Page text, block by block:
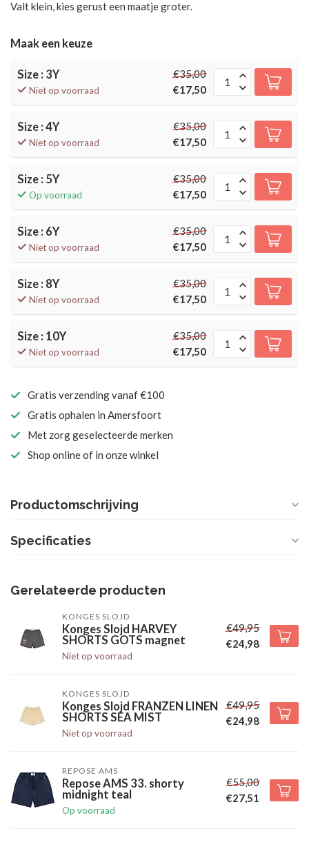
Valt klein, kies gerust een maatje groter.
Maak een keuze
Size : 3Y
Niet op voorraad
€35,00
€17,50
Size : 4Y
Niet op voorraad
€35,00
€17,50
Size : 5Y
Op voorraad
€35,00
€17,50
Size : 6Y
Niet op voorraad
€35,00
€17,50
Size : 8Y
Niet op voorraad
€35,00
€17,50
Size : 10Y
Niet op voorraad
€35,00
€17,50
Gratis verzending vanaf €100
Gratis ophalen in Amersfoort
Met zorg geselecteerde merken
Shop online of in onze winkel
Productomschrijving
Specificaties
Gerelateerde producten
KONGES SLOJD
Konges Slojd HARVEY
SHORTS GOTS magnet
Niet op voorraad
€49,95
€24,98
KONGES SLOJD
Konges Slojd FRANZEN LINEN
SHORTS SEA MIST
Niet op voorraad
€49,95
€24,98
REPOSE AMS
Repose AMS 33. shorty
midnight teal
Op voorraad
€55,00
€27,51